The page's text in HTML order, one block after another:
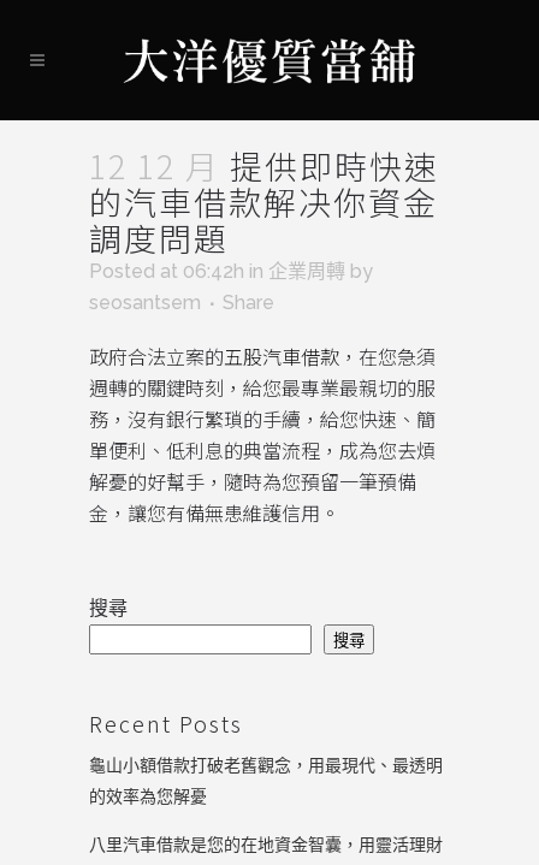
12 12 月 提供即時快速
的汽車借款解决你資金
調度問題
Posted at 06:42h in 企業周轉 by
seosantsem
Share
政府合法立案的五股汽車借款 ，在您急須
週轉的關鍵時刻，給您最專業最親切的服
務，沒有銀行繁瑣的手續，給您快速、簡
單便利、低利息的典當流程，成為您去煩
解憂的好幫手，隨時為您預留一筆預備
金，讓您有備無患維護信用。
搜尋
搜尋
Recent Posts
龜山小額借款打破老舊觀念，用最現代、最透明
的效率為您解憂
八里汽車借款是您的在地資金智囊，用靈活理財